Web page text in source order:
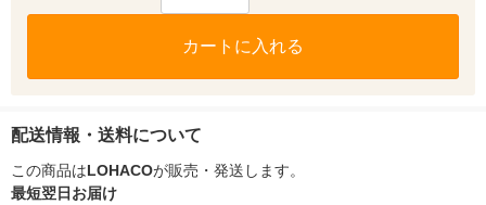
カートに入れる
配送情報・送料について
この商品はLOHACOが販売・発送します。
最短翌日お届け